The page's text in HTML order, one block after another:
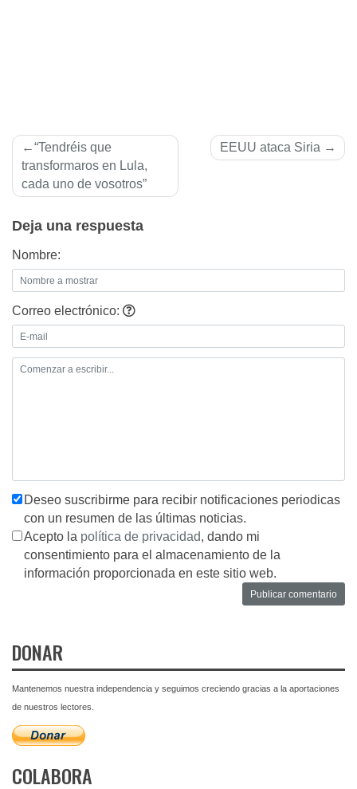
Navegación
de
entradas
“Tendréis que
transformaros en Lula,
cada uno de vosotros”
EEUU ataca Siria
Deja una respuesta
Nombre:
Correo electrónico:
Deseo suscribirme para recibir notificaciones periodicas
con un resumen de las últimas noticias.
Acepto la política de privacidad, dando mi
consentimiento para el almacenamiento de la
información proporcionada en este sitio web.
DONAR
Mantenemos nuestra independencia y seguimos creciendo gracias a la aportaciones
de nuestros lectores.
COLABORA